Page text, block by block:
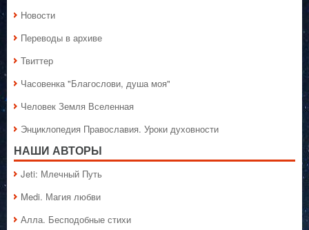
Новости
Переводы в архиве
Твиттер
Часовенка "Благослови, душа моя"
Человек Земля Вселенная
Энциклопедия Православия. Уроки духовности
НАШИ АВТОРЫ
Jeti: Млечный Путь
Medi. Магия любви
Алла. Бесподобные стихи